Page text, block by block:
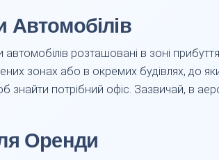
розташовані в зоні
зонах або в окремих будівлях, до
знайти потрібний офіс. Зазвичай, в
Оренди